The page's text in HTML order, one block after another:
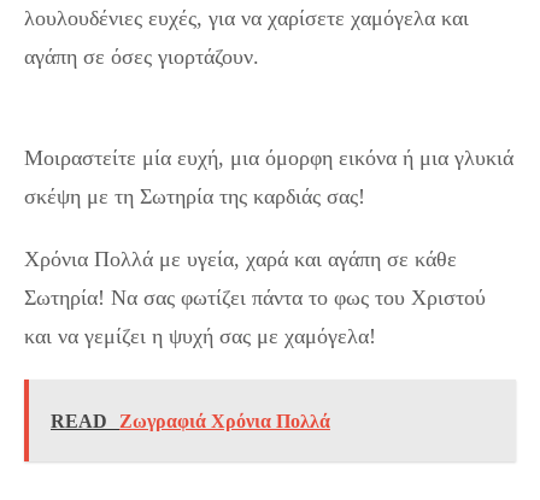
λουλουδένιες ευχές, για να χαρίσετε χαμόγελα και
αγάπη σε όσες γιορτάζουν.
Μοιραστείτε μία ευχή, μια όμορφη εικόνα ή μια γλυκιά
σκέψη με τη Σωτηρία της καρδιάς σας!
Χρόνια Πολλά με υγεία, χαρά και αγάπη σε κάθε
Σωτηρία! Να σας φωτίζει πάντα το φως του Χριστού
και να γεμίζει η ψυχή σας με χαμόγελα!
READ Ζωγραφιά Χρόνια Πολλά